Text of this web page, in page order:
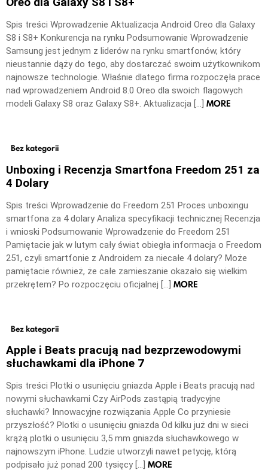
Spis treści Wprowadzenie Aktualizacja Android Oreo dla Galaxy
S8 i S8+ Konkurencja na rynku Podsumowanie Wprowadzenie
Samsung jest jednym z liderów na rynku smartfonów, który
nieustannie dąży do tego, aby dostarczać swoim użytkownikom
najnowsze technologie. Właśnie dlatego firma rozpoczęła prace
nad wprowadzeniem Android 8.0 Oreo dla swoich flagowych
modeli Galaxy S8 oraz Galaxy S8+. Aktualizacja […] MORE
Bez kategorii
Unboxing i Recenzja Smartfona Freedom 251 za
4 Dolary
Spis treści Wprowadzenie do Freedom 251 Proces unboxingu
smartfona za 4 dolary Analiza specyfikacji technicznej Recenzja
i wnioski Podsumowanie Wprowadzenie do Freedom 251
Pamiętacie jak w lutym cały świat obiegła informacja o Freedom
251, czyli smartfonie z Androidem za niecałe 4 dolary? Może
pamiętacie również, że całe zamieszanie okazało się wielkim
przekrętem? Po rozpoczęciu oficjalnej […] MORE
Bez kategorii
Apple i Beats pracują nad bezprzewodowymi
słuchawkami dla iPhone 7
Spis treści Plotki o usunięciu gniazda Apple i Beats pracują nad
nowymi słuchawkami Czy AirPods zastąpią tradycyjne
słuchawki? Innowacyjne rozwiązania Apple Co przyniesie
przyszłość? Plotki o usunięciu gniazda Od kilku już dni w sieci
krążą plotki o usunięciu 3,5 mm gniazda słuchawkowego w
najnowszym iPhone. Ludzie utworzyli nawet petycję, którą
podpisało już ponad 200 tysięcy […] MORE